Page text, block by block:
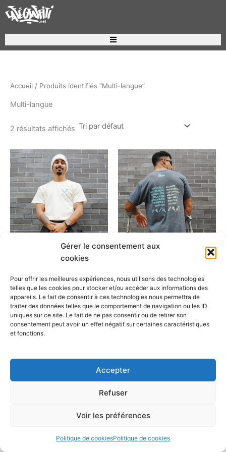
Gérer le consentement aux
cookies
Pour offrir les meilleures expériences, nous utilisons des technologies
telles que les cookies pour stocker et/ou accéder aux informations des
appareils. Le fait de consentir à ces technologies nous permettra de
traiter des données telles que le comportement de navigation ou les ID
uniques sur ce site. Le fait de ne pas consentir ou de retirer son
consentement peut avoir un effet négatif sur certaines caractéristiques
et fonctions.
Accepter
Refuser
Voir les préférences
Politique de cookiesPolitique de cookies
Aller
au
Accueil / Produits identifiés “Multi-langue”
Multi-langue
2 résultats affichés
25.00
Choix des options
Ce
produit
a
plusieurs
variations.
Les
options
être
sur
la
page
du
produit
25.00
Choix des options
Ce
a
Les
être
la
Astra